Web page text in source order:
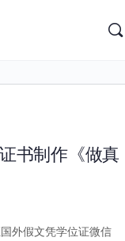
书制作《做真
外假文凭学位证微信